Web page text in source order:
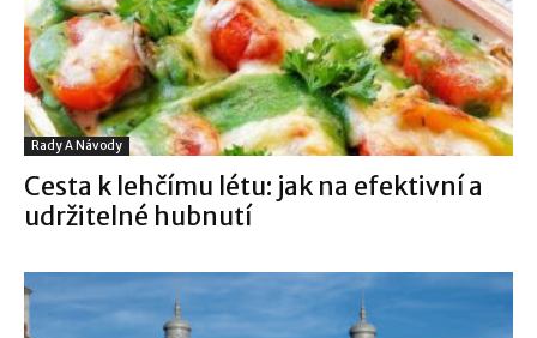
Rady A Návody
Cesta k lehčímu létu: jak na efektivní a
udržitelné hubnutí